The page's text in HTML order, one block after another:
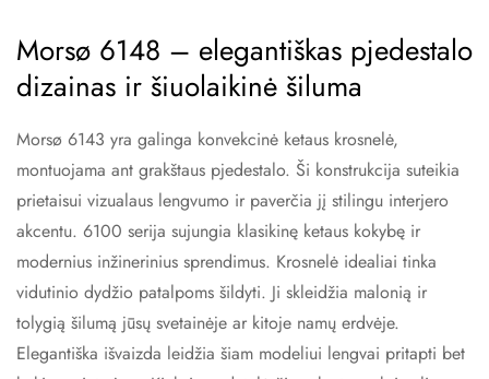
Morsø 6148 – elegantiškas pjedestalo
dizainas ir šiuolaikinė šiluma
Morsø 6143 yra galinga konvekcinė ketaus krosnelė,
montuojama ant grakštaus pjedestalo. Ši konstrukcija suteikia
prietaisui vizualaus lengvumo ir paverčia jį stilingu interjero
akcentu. 6100 serija sujungia klasikinę ketaus kokybę ir
modernius inžinerinius sprendimus. Krosnelė idealiai tinka
vidutinio dydžio patalpoms šildyti. Ji skleidžia malonią ir
tolygią šilumą jūsų svetainėje ar kitoje namų erdvėje.
Elegantiška išvaizda leidžia šiam modeliui lengvai pritapti bet